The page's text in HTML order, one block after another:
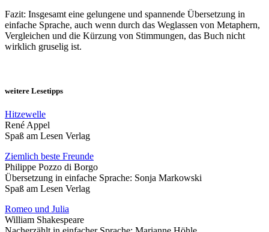
Fazit: Insgesamt eine gelungene und spannende Übersetzung in
einfache Sprache, auch wenn durch das Weglassen von Metaphern,
Vergleichen und die Kürzung von Stimmungen, das Buch nicht
wirklich gruselig ist.
weitere Lesetipps
Hitzewelle
René Appel
Spaß am Lesen Verlag
Ziemlich beste Freunde
Philippe Pozzo di Borgo
Übersetzung in einfache Sprache: Sonja Markowski
Spaß am Lesen Verlag
Romeo und Julia
William Shakespeare